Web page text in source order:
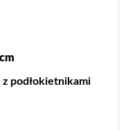
z podłokietnikami